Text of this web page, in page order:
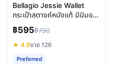
Bellagio Jessie Wallet
กระเป๋าสตางค์หนังแท้ มินิมอล
ฟังก์ชันครบ ใบเล็กน่ารัก
฿595฿790
★ 4.9ขาย 126
Preferred